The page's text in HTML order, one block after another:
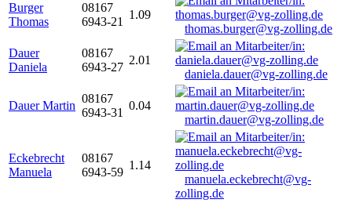
Burger
Thomas
08167
6943-21
1.09
thomas.burger@vg-zolling.de
Dauer
Daniela
08167
6943-27
2.01
daniela.dauer@vg-zolling.de
Dauer Martin
08167
6943-31
0.04
martin.dauer@vg-zolling.de
Eckebrecht
Manuela
08167
6943-59
1.14
manuela.eckebrecht@vg-
zolling.de